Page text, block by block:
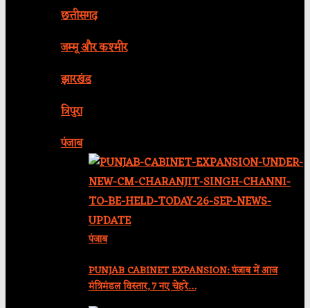
छत्तीसगढ़
जम्मू और कश्मीर
झारखंड
त्रिपुरा
पंजाब
पंजाब
PUNJAB CABINET EXPANSION: पंजाब में आज
मंत्रिमंडल विस्तार, 7 नए चेहरे…